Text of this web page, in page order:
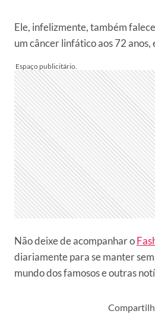
Ele, infelizmente, também
um câncer linfático aos 72 anos,
Não deixe de acompanhar o
diariamente para se manter
mundo dos famosos e outras